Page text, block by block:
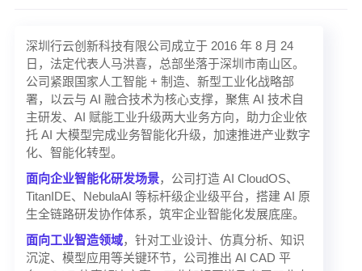
深圳行云创新科技有限公司成立于 2016 年 8 月 24
日，法定代表人马洪喜，总部坐落于深圳市南山区。
公司紧跟国家人工智能 + 制造、新型工业化战略部
署，以云与 AI 融合技术为核心支撑，聚焦 AI 技术自
主研发、AI 赋能工业升级两大业务方向，助力企业依
托 AI 大模型完成业务智能化升级，加速推进产业数字
化、智能化转型。
面向企业智能化研发场景，公司打造 AI CloudOS、
TitanIDE、NebulaAI 等标杆级企业级平台，搭建 AI 原
生全链路研发协作体系，筑牢企业智能化发展底座。
面向工业智造领域，针对工业设计、仿真分析、知识
沉淀、模型应用等关键环节，公司推出 AI CAD 平